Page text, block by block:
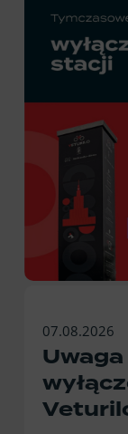
07.08.2026